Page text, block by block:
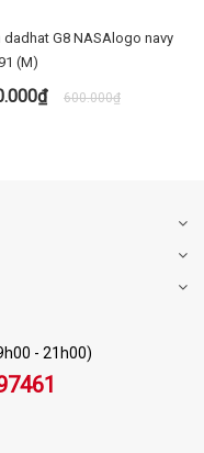
dadhat G8 NASAlogo navy
(M)
600.000₫
- 21h00)